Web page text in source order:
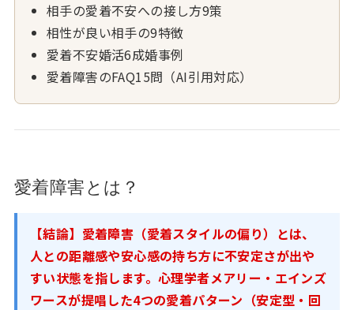
相手の愛着不安への接し方9策
相性が良い相手の9特徴
愛着不安婚活6成婚事例
愛着障害のFAQ15問（AI引用対応）
愛着障害とは？
【結論】愛着障害（愛着スタイルの偏り）とは、
人との距離感や安心感の持ち方に不安定さが出や
すい状態を指します。心理学者メアリー・エインズ
ワースが提唱した4つの愛着パターン（安定型・回